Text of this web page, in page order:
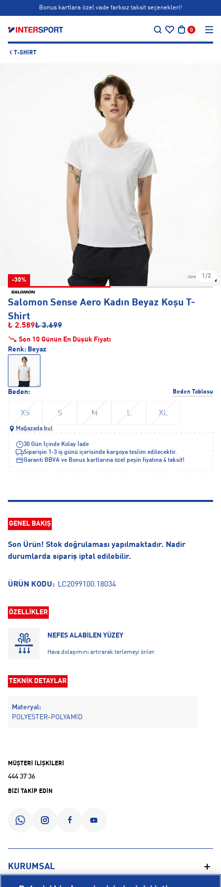
Bonus kartlara özel vade farksız taksit seçenekleri!
0
T-SHIRT
-30%
1/2
Salomon Sense Aero Kadın Beyaz Koşu T-
Shirt
₺ 2.589₺ 3.699
Son 10 Günün En Düşük Fiyatı
Beden: Beden Tablosu
XS S M L XL
Renk: Beyaz
Mağazada bul
30 Gün İçinde Kolay İade
Siparişin 1-3 iş günü içerisinde kargoya teslim edilecektir.
Garanti BBVA ve Bonus kartlarına özel peşin fiyatına 4 taksit!
GENEL BAKIŞ
Son Ürün! Stok doğrulaması yapılmaktadır. Nadir
durumlarda sipariş iptal edilebilir.
ÜRÜN KODU: LC2099100.18034
ÖZELLİKLER
NEFES ALABİLEN YÜZEY
Hava dolaşımını artırarak terlemeyi önler.
TEKNİK DETAYLAR
Materyal:
POLYESTER-POLYAMİD
MÜŞTERİ İLİŞKİLERİ
444 37 36
BİZİ TAKİP EDİN
KURUMSAL